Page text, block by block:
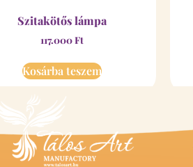
Szitakötős lámpa
117.000Ft
Kosárba teszem